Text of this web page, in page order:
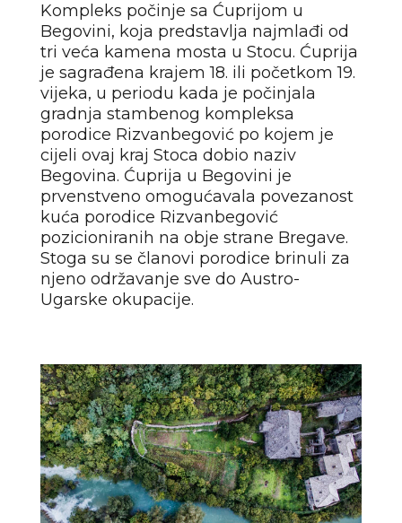
Kompleks počinje sa Ćuprijom u
Begovini, koja predstavlja najmlađi od
tri veća kamena mosta u Stocu. Ćuprija
je sagrađena krajem 18. ili početkom 19.
vijeka, u periodu kada je počinjala
gradnja stambenog kompleksa
porodice Rizvanbegović po kojem je
cijeli ovaj kraj Stoca dobio naziv
Begovina. Ćuprija u Begovini je
prvenstveno omogućavala povezanost
kuća porodice Rizvanbegović
pozicioniranih na obje strane Bregave.
Stoga su se članovi porodice brinuli za
njeno održavanje sve do Austro-
Ugarske okupacije.